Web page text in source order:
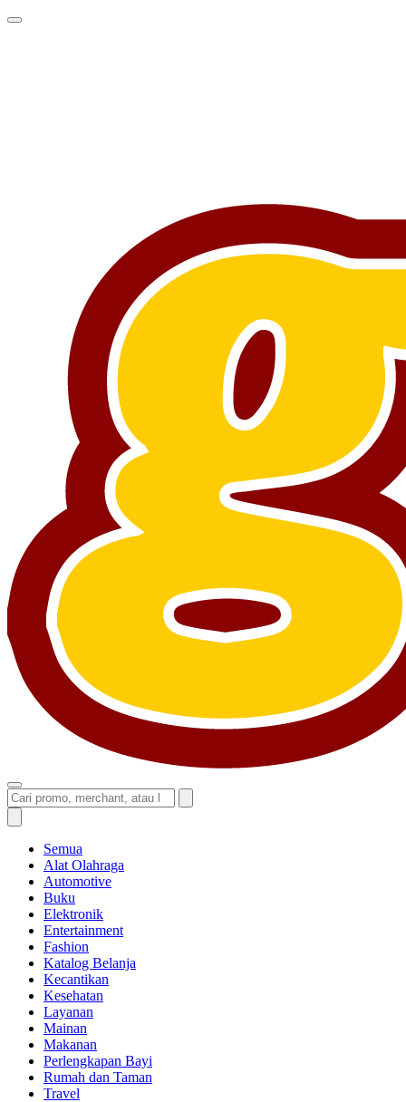
Semua
Alat Olahraga
Automotive
Buku
Elektronik
Entertainment
Fashion
Katalog Belanja
Kecantikan
Kesehatan
Layanan
Mainan
Makanan
Perlengkapan Bayi
Rumah dan Taman
Travel